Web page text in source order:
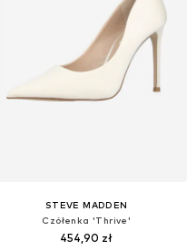
STEVE MADDEN
Czółenka 'Thrive'
454,90 zł